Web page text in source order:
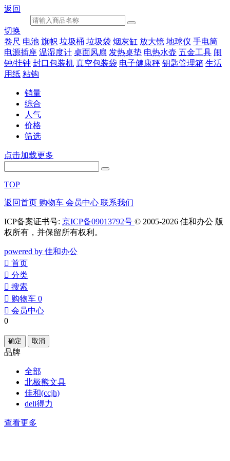
返回
切换
卷尺 电池 旗帜 垃圾桶 垃圾袋 烟灰缸 放大镜 地球仪 手电筒
电源插座 温湿度计 桌面风扇 发热桌垫 电热水壶 五金工具 闹
钟/挂钟 封口包装机 真空包装袋 电子健康秤 钥匙管理箱 生活
用纸 粘钩
销量
综合
人气
价格
筛选
点击加载更多
TOP
返回首页 购物车 会员中心 联系我们
ICP备案证书号: 京ICP备09013792号 © 2005-2026 佳和办公 版
权所有，并保留所有权利。
powered by 佳和办公
󰀁 首页
󰀂 分类
󰀃 搜索
󰀄 购物车 0
󰀅 会员中心
0
确定 取消
品牌
全部
北极熊文具
佳和(ccjh)
deli得力
查看更多